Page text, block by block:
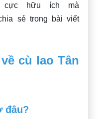
cực hữu ích mà
sẻ trong bài viết
cù lao Tân
đâu?